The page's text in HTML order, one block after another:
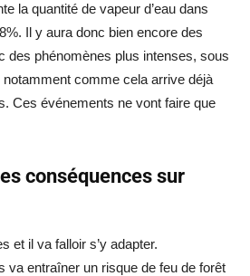
la quantité de vapeur d’eau dans
Il y aura donc bien encore des
des phénomènes plus intenses, sous
notamment comme cela arrive déjà
Ces événements ne vont faire que
conséquences sur
et il va falloir s’y adapter.
va entraîner un risque de feu de forêt